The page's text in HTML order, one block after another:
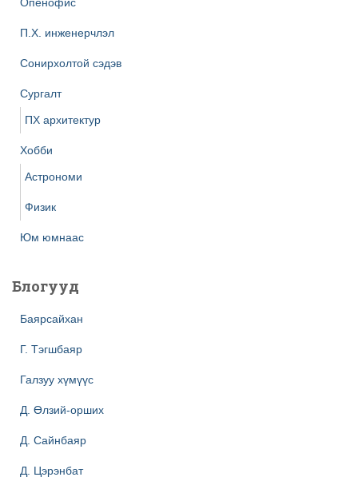
П.Х. инженерчлэл
Сонирхолтой сэдэв
Сургалт
ПХ архитектур
Хобби
Астрономи
Физик
Юм юмнаас
Блогууд
Баярсайхан
Г. Тэгшбаяр
Галзуу хүмүүс
Д. Өлзий-орших
Д. Сайнбаяр
Д. Цэрэнбат